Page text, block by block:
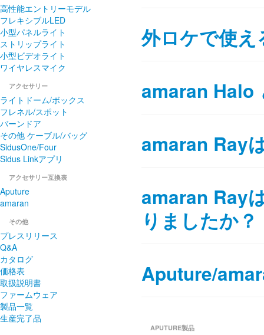
高性能エントリーモデル
フレキシブルLED
小型パネルライト
ストリップライト
小型ビデオライト
ワイヤレスマイク
アクセサリー
ライトドーム/ボックス
フレネル/スポット
バーンドア
その他 ケーブル/バッグ
SidusOne/Four
Sidus Linkアプリ
アクセサリー互換表
Aputure
amaran
その他
プレスリリース
Q&A
カタログ
価格表
取扱説明書
ファームウェア
製品一覧
生産完了品
外ロケで使
amaran Halo
amaran Ray
amaran Ray
りましたか？
Aputure/
APUTURE製品